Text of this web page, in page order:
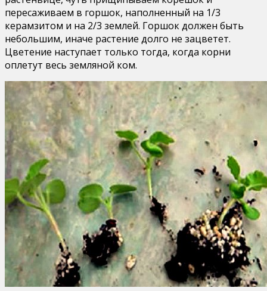
пересаживаем в горшок, наполненный на 1/3
керамзитом и на 2/3 землей. Горшок должен быть
небольшим, иначе растение долго не зацветет.
Цветение наступает только тогда, когда корни
оплетут весь земляной ком.